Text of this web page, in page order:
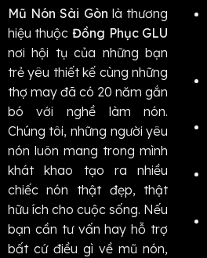
Mũ Nón Sài Gòn là thương
hiệu thuộc Đồng Phục GLU
nơi hội tụ của những bạn
trẻ yêu thiết kế cùng những
thợ may đã có 20 năm gắn
bó với nghề làm nón.
Chúng tôi, những người yêu
nón luôn mang trong mình
khát khao tạo ra nhiều
chiếc nón thật đẹp, thật
hữu ích cho cuộc sống. Nếu
bạn cần tư vấn hay hỗ trợ
bất cứ điều gì về mũ nón,